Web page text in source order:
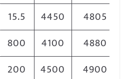
15.5 4450
4805
800 4100
4880
200 4500
4900